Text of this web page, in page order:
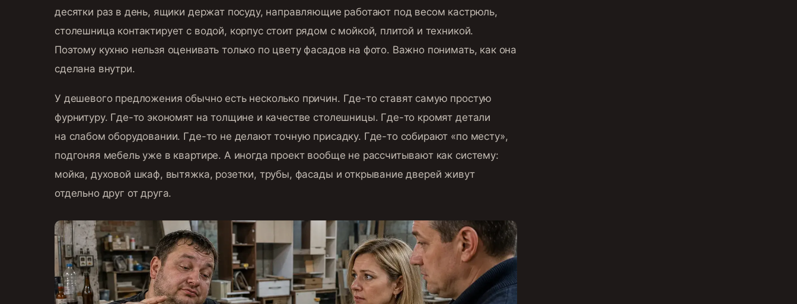
десятки раз в день, ящики держат посуду, направляющие работают под весом кастрюль,
столешница контактирует с водой, корпус стоит рядом с мойкой, плитой и техникой.
Поэтому кухню нельзя оценивать только по цвету фасадов на фото. Важно понимать, как она
сделана внутри.
У дешевого предложения обычно есть несколько причин. Где-то ставят самую простую
фурнитуру. Где-то экономят на толщине и качестве столешницы. Где-то кромят детали
на слабом оборудовании. Где-то не делают точную присадку. Где-то собирают «по месту»,
подгоняя мебель уже в квартире. А иногда проект вообще не рассчитывают как систему:
мойка, духовой шкаф, вытяжка, розетки, трубы, фасады и открывание дверей живут
отдельно друг от друга.